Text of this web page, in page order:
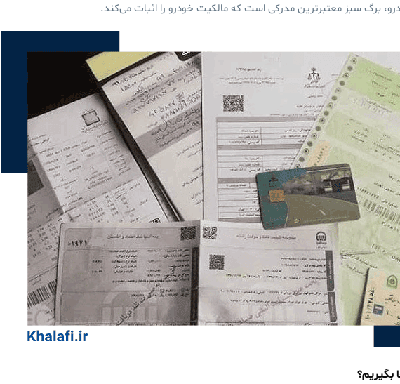
برگ سبز معتبرترین مدرکی است که مالکیت خودرو را اثبات می‌کند.
بگیریم؟